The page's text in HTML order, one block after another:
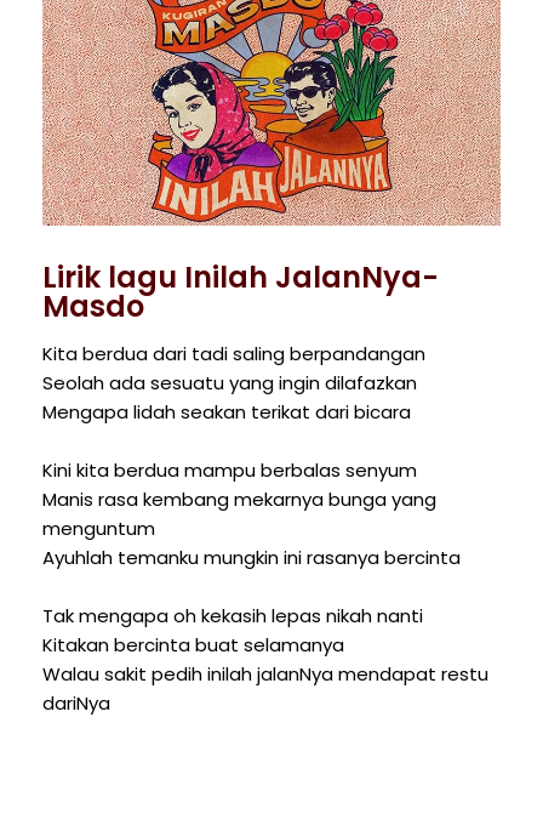
Lirik lagu Inilah JalanNya-
Masdo
Kita berdua dari tadi saling berpandangan
Seolah ada sesuatu yang ingin dilafazkan
Mengapa lidah seakan terikat dari bicara
Kini kita berdua mampu berbalas senyum
Manis rasa kembang mekarnya bunga yang
menguntum
Ayuhlah temanku mungkin ini rasanya bercinta
Tak mengapa oh kekasih lepas nikah nanti
Kitakan bercinta buat selamanya
Walau sakit pedih inilah jalanNya mendapat restu
dariNya